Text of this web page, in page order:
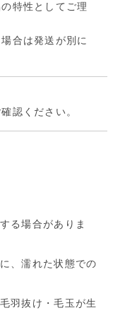
特性としてご理
合は発送が別に
認ください。
る場合がありま
、濡れた状態での
羽抜け・毛玉が生